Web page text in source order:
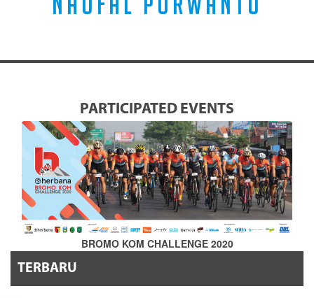
PARTICIPATED EVENTS
BROMO KOM CHALLENGE 2020
TERBARU